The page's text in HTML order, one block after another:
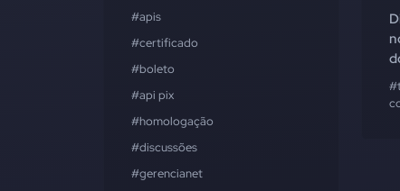
#apis
#certificado
#boleto
#api pix
#homologação
#discussões
#gerencianet